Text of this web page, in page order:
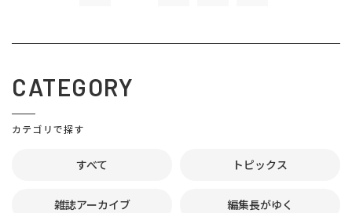
CATEGORY
カテゴリで探す
すべて トピックス
雑誌アーカイブ 編集長がゆく